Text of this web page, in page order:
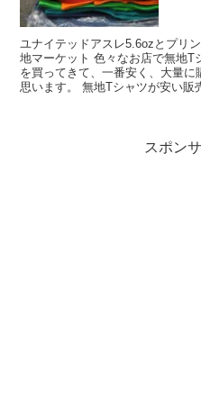
ユナイテッドアスレ5.6ozとプリ
地マーケット 色々なお店で無地T
を買ってきて、一番安く、大量に
思います。 無地Tシャツが安い販
スポン